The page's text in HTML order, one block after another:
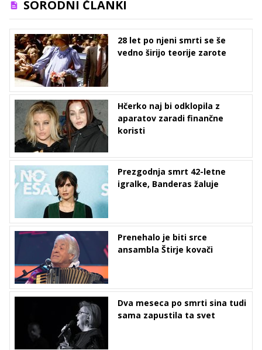
SORODNI ČLANKI
28 let po njeni smrti se še
vedno širijo teorije zarote
Hčerko naj bi odklopila z
aparatov zaradi finančne
koristi
Prezgodnja smrt 42-letne
igralke, Banderas žaluje
Prenehalo je biti srce
ansambla Štirje kovači
Dva meseca po smrti sina tudi
sama zapustila ta svet